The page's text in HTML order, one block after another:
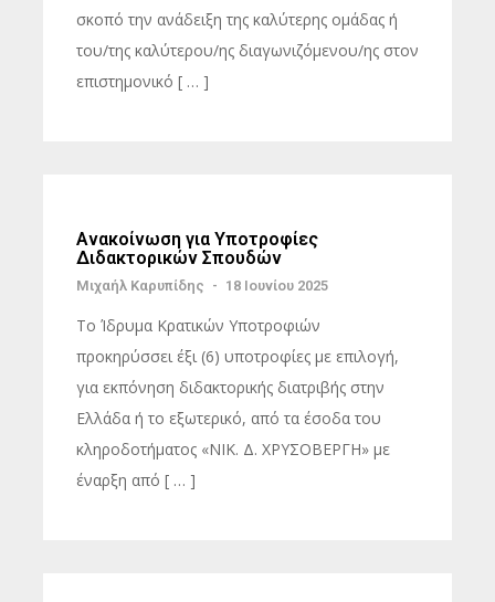
σκοπό την ανάδειξη της καλύτερης ομάδας ή
του/της καλύτερου/ης διαγωνιζόμενου/ης στον
επιστημονικό [ … ]
Ανακοίνωση για Υποτροφίες
Διδακτορικών Σπουδών
Μιχαήλ Καρυπίδης - 18 Ιουνίου 2025
Το Ίδρυμα Κρατικών Υποτροφιών
προκηρύσσει έξι (6) υποτροφίες με επιλογή,
για εκπόνηση διδακτορικής διατριβής στην
Ελλάδα ή το εξωτερικό, από τα έσοδα του
κληροδοτήματος «ΝΙΚ. Δ. ΧΡΥΣΟΒΕΡΓΗ» με
έναρξη από [ … ]